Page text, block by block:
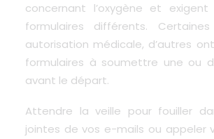
concernant l’oxygène et
formulaires différents.
autorisation médicale, d’autres
formulaires à soumettre une ou
avant le départ.
Attendre la veille pour fouiller
jointes de vos e-mails ou appeler